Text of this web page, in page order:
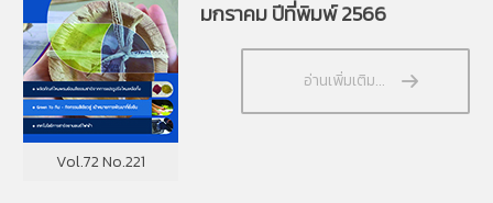
Vol.72 No.221
มกราคม ปีที่พิมพ์ 2566
อ่านเพิ่มเติม...